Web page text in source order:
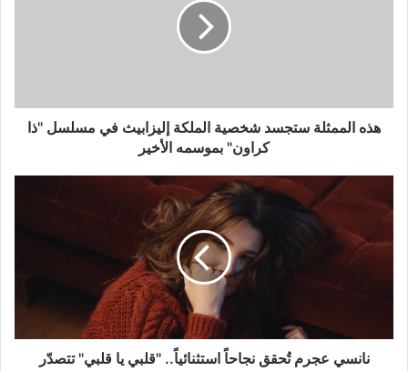
"ذا
كراون"
هذه الممثلة ستجسد شخصية الملكة إليزابيث في مسلسل "ذا
كراون" بموسمه الأخير
عجرم
نجاحاً
استثنائياً..
تتصدّر
إذاعيًانانسي عجرم تُحقق نجاحاً استثنائياً.. "قلبي يا قلبي" تتصدّر